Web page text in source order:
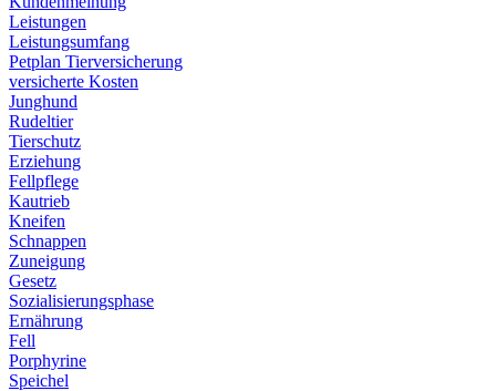
Leistungen
Leistungsumfang
Petplan Tierversicherung
versicherte Kosten
Junghund
Rudeltier
Tierschutz
Erziehung
Fellpflege
Kautrieb
Kneifen
Schnappen
Zuneigung
Gesetz
Sozialisierungsphase
Ernährung
Fell
Porphyrine
Speichel